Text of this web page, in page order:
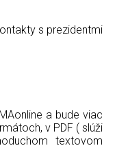
s prezidentmi
a bude viac
v PDF ( slúži
textovom